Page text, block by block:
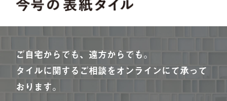
ご自宅からでも、遠方からでも。
タイルに関するご相談をオンラインにて承って
おります。